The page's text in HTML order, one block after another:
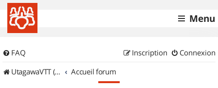
Menu
FAQ Connexion
Inscription
UtagawaVTT (Randos VTT et VTTAE avec traces GPS)
Accueil forum